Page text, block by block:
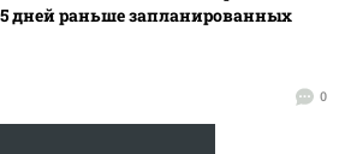
дней раньше запланированных
0